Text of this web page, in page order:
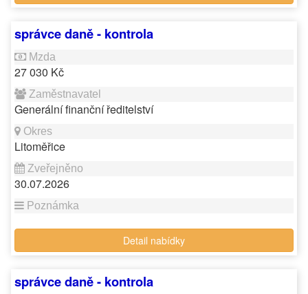
správce daně - kontrola
27 030 Kč
Generální finanční ředitelství
Litoměřice
30.07.2026
Detail nabídky
správce daně - kontrola